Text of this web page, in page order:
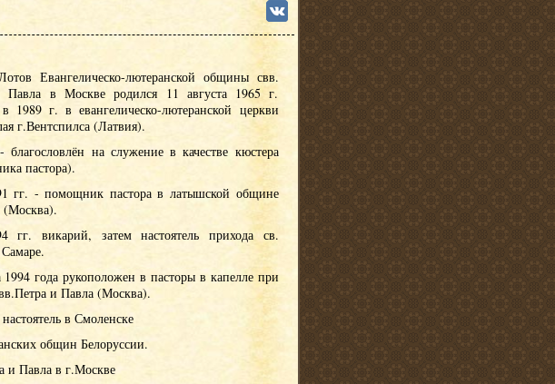
Евангелическо-лютеранской общины свв.
Павла в Москве родился 11 августа 1965 г.
1989 г. в евангелическо-лютеранской церкви
г.Вентспилса (Латвия).
благословлён на служение в качестве кюстера
пастора).
гг. - помощник пастора в латышской общине
(Москва).
гг. викарий, затем настоятель прихода св.
1994 года рукоположен в пасторы в капелле при
и Павла (Москва).
в Смоленске
общин Белоруссии.
и Павла в г.Москве